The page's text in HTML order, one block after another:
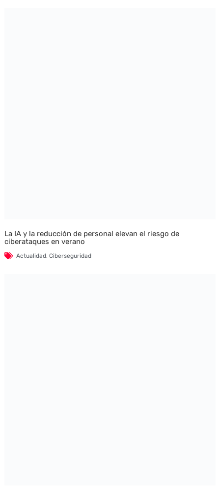
La IA y la reducción de personal elevan el riesgo de
ciberataques en verano
Actualidad, Ciberseguridad